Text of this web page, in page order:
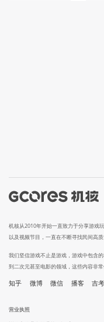
机核从2010年开始一直致力于分享游戏
以及视频节目，一直在不断寻找民间高质
我们坚信游戏不止是游戏，游戏中包含
到二次元甚至电影的领域，这些内容非常
知乎 微博 微信 播客 吉
营业执照